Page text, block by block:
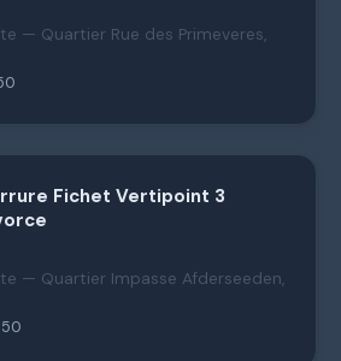
— Quartier Rue des Primeveres,
Fichet Vertipoint 3
— Quartier Impasse Afderseeden,